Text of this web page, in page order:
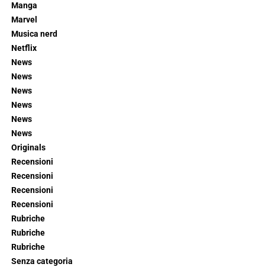
Manga
Marvel
Musica nerd
Netflix
News
News
News
News
News
News
Originals
Recensioni
Recensioni
Recensioni
Recensioni
Rubriche
Rubriche
Rubriche
Senza categoria